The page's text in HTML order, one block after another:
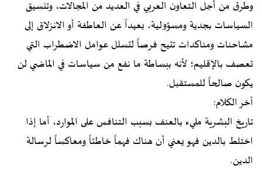
وطرق من أجل التعاون العربي في العديد من المجالات، وتنسيق
السياسات بجدية ومسؤولية، بعيداً عن العاطفة أو الانزلاق إلى
مشاحنات ومناكدات تتيح فرصاً لتسلل عوامل الاضطراب التي
تعصف بالإقليم؛ لأنه ببساطة ما نفع من سياسات في الماضي لن
يكون صالحاً للمستقبل.
آخر الكلام:
تاريخ البشرية مليء بالعنف بسبب التنافس على الموارد، أما إذا
اختلط بالدين فهو يعني أن هناك فهماً خاطئاً ومعاكساً لرسالة
الدين.